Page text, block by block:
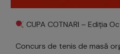
CUPA COTNARI – Ediția
Concurs de tenis de masă